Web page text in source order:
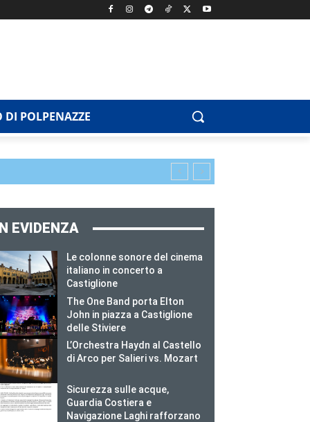
DI POLPENAZZE
EVIDENZA
Le colonne sonore del cinema
italiano in concerto a
Castiglione
The One Band porta Elton
John in piazza a Castiglione
delle Stiviere
L’Orchestra Haydn al Castello
di Arco per Salieri vs. Mozart
Sicurezza sulle acque,
Guardia Costiera e
Navigazione Laghi rafforzano